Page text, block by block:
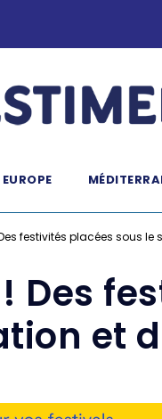
EUROPE
festivités placées sous
Des
et